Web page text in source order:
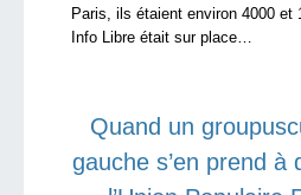
Paris, ils étaient environ 4000 et
Info Libre était sur place…
Quand un
gauche s’en prend à